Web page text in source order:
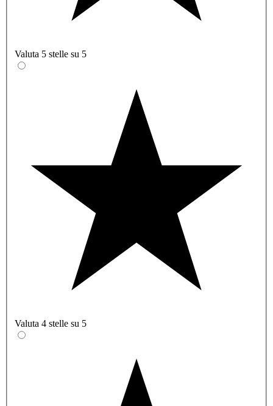
Valuta 5 stelle su 5
Valuta 4 stelle su 5